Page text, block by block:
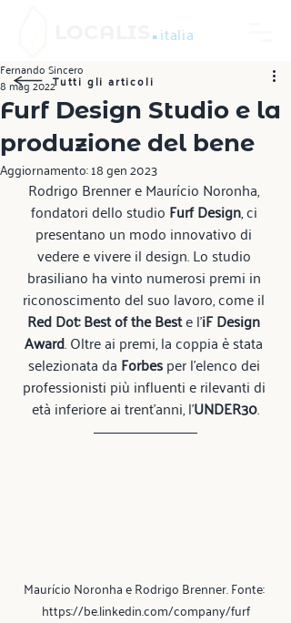
.italia
Furf Design Studio e la
produzione del bene
Fernando Sincero
8 mag 2022
Aggiornamento:18 gen 2023
Rodrigo Brenner e Maurício Noronha,
fondatori dello studio Furf Design, ci
presentano un modo innovativo di
vedere e vivere il design. Lo studio
brasiliano ha vinto numerosi premi in
riconoscimento del suo lavoro, come il
Red Dot: Best of the Best e l'iF Design
Award. Oltre ai premi, la coppia è stata
selezionata da Forbes per l’elenco dei
professionisti più influenti e rilevanti di
età inferiore ai trent’anni, l'UNDER30.
Maurício Noronha e Rodrigo Brenner. Fonte:
https://be.linkedin.com/company/furf
Tutti gli articoli